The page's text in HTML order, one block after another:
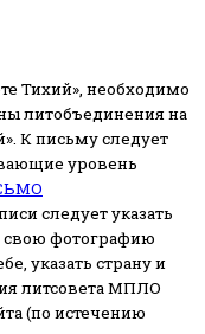
Тихий», необходимо
литобъединения на
К письму следует
уровень
следует указать
свою фотографию
указать страну и
литсовета МПЛО
(по истечению